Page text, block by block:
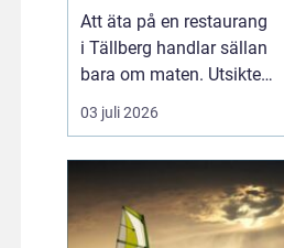
Att äta på en restaurang
i Tällberg handlar sällan
bara om maten. Utsikten
över Siljan, de faluröda
gårdarna och den tydliga
gör varje måltid till en
helhetsupplevelse.
Samtidigt har byn
03 juli 2026